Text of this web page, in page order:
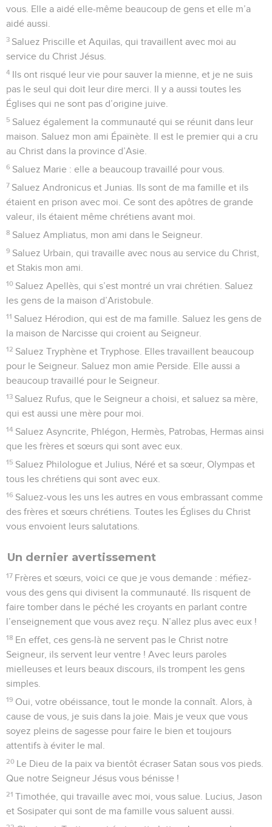
vous. Elle a aidé elle-même beaucoup de gens et elle m’a
aidé aussi.
3 Saluez Priscille et Aquilas, qui travaillent avec moi au
service du Christ Jésus.
4 Ils ont risqué leur vie pour sauver la mienne, et je ne suis
pas le seul qui doit leur dire merci. Il y a aussi toutes les
Églises qui ne sont pas d’origine juive.
5 Saluez également la communauté qui se réunit dans leur
maison. Saluez mon ami Épaïnète. Il est le premier qui a cru
au Christ dans la province d’Asie.
6 Saluez Marie : elle a beaucoup travaillé pour vous.
7 Saluez Andronicus et Junias. Ils sont de ma famille et ils
étaient en prison avec moi. Ce sont des apôtres de grande
valeur, ils étaient même chrétiens avant moi.
8 Saluez Ampliatus, mon ami dans le Seigneur.
9 Saluez Urbain, qui travaille avec nous au service du Christ,
et Stakis mon ami.
10 Saluez Apellès, qui s’est montré un vrai chrétien. Saluez
les gens de la maison d’Aristobule.
11 Saluez Hérodion, qui est de ma famille. Saluez les gens de
la maison de Narcisse qui croient au Seigneur.
12 Saluez Tryphène et Tryphose. Elles travaillent beaucoup
pour le Seigneur. Saluez mon amie Perside. Elle aussi a
beaucoup travaillé pour le Seigneur.
13 Saluez Rufus, que le Seigneur a choisi, et saluez sa mère,
qui est aussi une mère pour moi.
14 Saluez Asyncrite, Phlégon, Hermès, Patrobas, Hermas ainsi
que les frères et sœurs qui sont avec eux.
15 Saluez Philologue et Julius, Néré et sa sœur, Olympas et
tous les chrétiens qui sont avec eux.
16 Saluez-vous les uns les autres en vous embrassant comme
des frères et sœurs chrétiens. Toutes les Églises du Christ
vous envoient leurs salutations.
Un dernier avertissement
17 Frères et sœurs, voici ce que je vous demande : méfiez-
vous des gens qui divisent la communauté. Ils risquent de
faire tomber dans le péché les croyants en parlant contre
l’enseignement que vous avez reçu. N’allez plus avec eux !
18 En effet, ces gens-là ne servent pas le Christ notre
Seigneur, ils servent leur ventre ! Avec leurs paroles
mielleuses et leurs beaux discours, ils trompent les gens
simples.
19 Oui, votre obéissance, tout le monde la connaît. Alors, à
cause de vous, je suis dans la joie. Mais je veux que vous
soyez pleins de sagesse pour faire le bien et toujours
attentifs à éviter le mal.
20 Le Dieu de la paix va bientôt écraser Satan sous vos pieds.
Que notre Seigneur Jésus vous bénisse !
21 Timothée, qui travaille avec moi, vous salue. Lucius, Jason
et Sosipater qui sont de ma famille vous saluent aussi.